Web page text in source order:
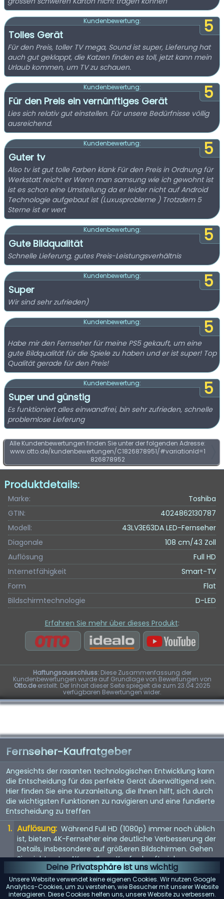
Deine Privatsphäre ist uns wichtig
Unsere Website verwendet keine eigenen Cookies. Wir nutzen Google
Analytics-Cookies, um zu verstehen, wie Besucher mit unserer Website
interagieren. Diese Cookies helfen uns, unsere Website zu verbessern.
5
Kundenbewertung:
Tolles Gerät
Für den Preis, toller TV mega, Sound ist super, Lieferung hat
auch gut geklappt, die Katzen finden es toll, jetzt kann mein
Urlaub kommen, um TV zu schauen.
5
Kundenbewertung:
Für den Preis ein vernünftiges Gerät
Lies sich relativ gut einstellen. Für unsere Bedürfnisse völlig
ausreichend.
5
Kundenbewertung:
Guter tv
Also tv ist gut tolle Farben klank Für den Preis in Ordnung für
Werkstatt reicht er Wenn man samsung wie ich gewohnt ist
ist es schon eine Umstellung da er leider nicht auf Android
Technologie aufgebaut ist (Luxusprobleme ) Trotzdem 5
Sterne ist er wert
5
Kundenbewertung:
Gute Bildqualität
Schnelle Lieferung, gutes Preis-Leistungsverhältnis
5
Kundenbewertung:
Super
Wir sind sehr zufrieden)
5
Kundenbewertung:
Habe mir den Fernseher für meine PS5 gekauft, um eine
gute Bildqualität für die Spiele zu haben und er ist super! Top
Qualität gerade für den Preis!
5
Kundenbewertung:
Super und günstig
Es funktioniert alles einwandfrei, bin sehr zufrieden, schnelle
problemlose Lieferung
Alle Kundenbewertungen finden Sie unter der folgenden Adresse:
www.otto.de/kundenbewertungen/C1826878951/#variationId=1
826878952
Produktdetails:
Marke:
Toshiba
GTIN:
4024862130787
Modell:
43LV3E63DA LED-Fernseher
Diagonale
108 cm/43 Zoll
Auflösung
Full HD
Internetfähigkeit
Smart-TV
Form
Flat
Bildschirmtechnologie
D-LED
Erfahren Sie mehr über dieses Produkt:
Haftungsausschluss:Diese Zusammenfassung der
Kundenbewertungen wurde auf Grundlage von Bewertungen von
Otto.deerstellt. Der Inhalt dieser Seite spiegelt die zum 23.04.2025
verfügbaren Bewertungen wider.
Fernseher-Kaufratgeber
Angesichts der rasanten technologischen Entwicklung kann
die Entscheidung für das perfekte Gerät überwältigend sein.
Hier finden Sie eine Kurzanleitung, die Ihnen hilft, sich durch
die wichtigsten Funktionen zu navigieren und eine fundierte
Entscheidung zu treffen
Auflösung: Während Full HD (1080p) immer noch üblich
ist, bieten 4K-Fernseher eine deutliche Verbesserung der
Details, insbesondere auf größeren Bildschirmen. Gehen
Sie nicht unter 4K, um Ihren Kauf zukunftssicher zu
machen. 8K steht vor der Tür, aber da Inhalte noch rar
sind, ist dies noch keine Notwendigkeit.
Bildwiederholfrequenz: Achten Sie auf eine